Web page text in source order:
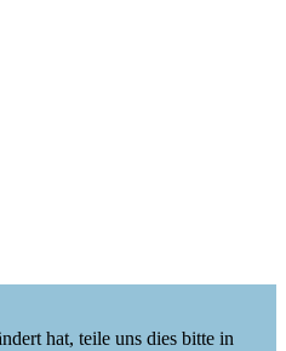
hat, teile uns dies bitte in